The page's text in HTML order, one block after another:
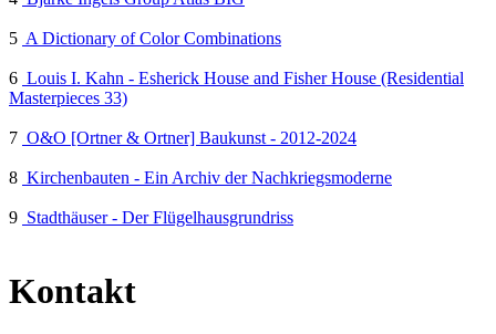
5 A Dictionary of Color Combinations
6 Louis I. Kahn - Esherick House and Fisher House (Residential
Masterpieces 33)
7 O&O [Ortner & Ortner] Baukunst - 2012-2024
8 Kirchenbauten - Ein Archiv der Nachkriegsmoderne
9 Stadthäuser - Der Flügelhausgrundriss
Kontakt